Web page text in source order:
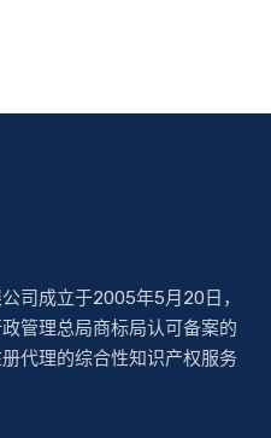
司成立于2005年5月20日，
管理总局商标局认可备案的
代理的综合性知识产权服务